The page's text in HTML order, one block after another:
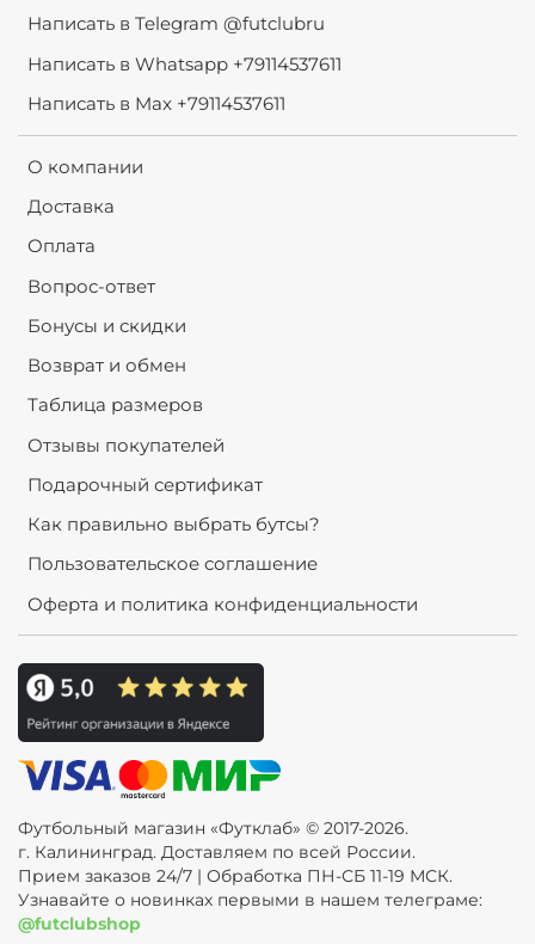
Написать в Telegram @futclubru
Написать в Whatsapp +79114537611
Написать в Max +79114537611
О компании
Доставка
Оплата
Вопрос-ответ
Бонусы и скидки
Возврат и обмен
Таблица размеров
Отзывы покупателей
Подарочный сертификат
Как правильно выбрать бутсы?
Пользовательское соглашение
Оферта и политика конфиденциальности
Футбольный магазин «Футклаб» © 2017-2026.
г. Калининград. Доставляем по всей России.
Прием заказов 24/7 | Обработка ПН-СБ 11-19 МСК.
Узнавайте о новинках первыми в нашем телеграме:
@futclubshop